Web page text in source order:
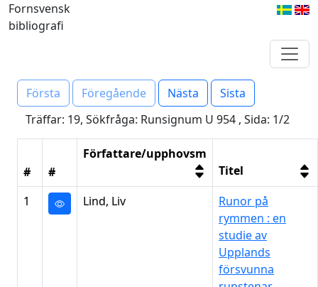
Fornsvensk
bibliografi
Första Föregående Nästa
Sista
Träffar: 19, Sökfråga: Runsignum U 954 , Sida: 1/2
# #
Författare/upphovsm
Titel
1
Lind, Liv
Runor på
rymmen : en
studie av
Upplands
försvunna